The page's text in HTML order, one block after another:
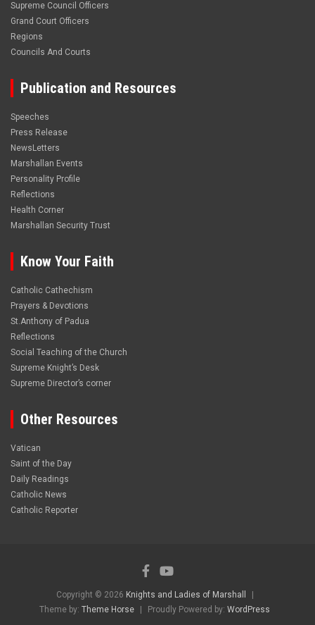
Supreme Council Officers
Grand Court Officers
Regions
Councils And Courts
Publication and Resources
Speeches
Press Release
NewsLetters
Marshallan Events
Personality Profile
Reflections
Health Corner
Marshallan Security Trust
Know Your Faith
Catholic Cathechism
Prayers & Devotions
St.Anthony of Padua
Reflections
Social Teaching of the Church
Supreme Knight’s Desk
Supreme Director’s corner
Other Resources
Vatican
Saint of the Day
Daily Readings
Catholic News
Catholic Reporter
Copyright © 2026 Knights and Ladies of Marshall
Theme by: Theme Horse Proudly Powered by: WordPress